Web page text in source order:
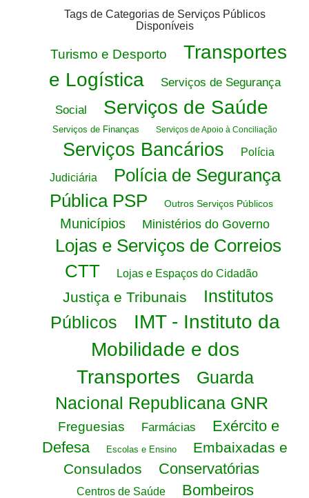
Tags de Categorias de Serviços Públicos
Disponíveis
Turismo e Desporto
Transportes
e Logística
Serviços de Segurança
Social Serviços de Saúde
Serviços de Finanças Serviços de Apoio à Conciliação
Serviços Bancários Polícia
Judiciária
Polícia de Segurança
Pública PSP
Outros Serviços Públicos
Municípios Ministérios do Governo
Lojas e Serviços de Correios
CTT
Lojas e Espaços do Cidadão
Justiça e Tribunais
Institutos
Públicos
IMT - Instituto da
Mobilidade e dos
Transportes
Guarda
Nacional Republicana GNR
Freguesias Farmácias
Exército e
Defesa
Escolas e Ensino
Embaixadas e
Consulados
Conservatórias
Centros de Saúde Bombeiros